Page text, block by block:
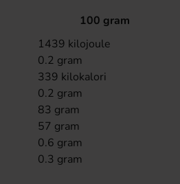
100 gram
1439 kilojoule
0.2 gram
339 kilokalori
0.2 gram
83 gram
57 gram
0.6 gram
0.3 gram